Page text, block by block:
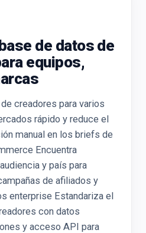
de datos de
equipos,
creadores para varios
rápido y reduce el
manual en los briefs de
Encuentra
y país para
de afiliados y
enterprise Estandariza el
con datos
y acceso API para